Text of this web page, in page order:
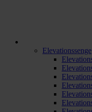
Elevationssenge